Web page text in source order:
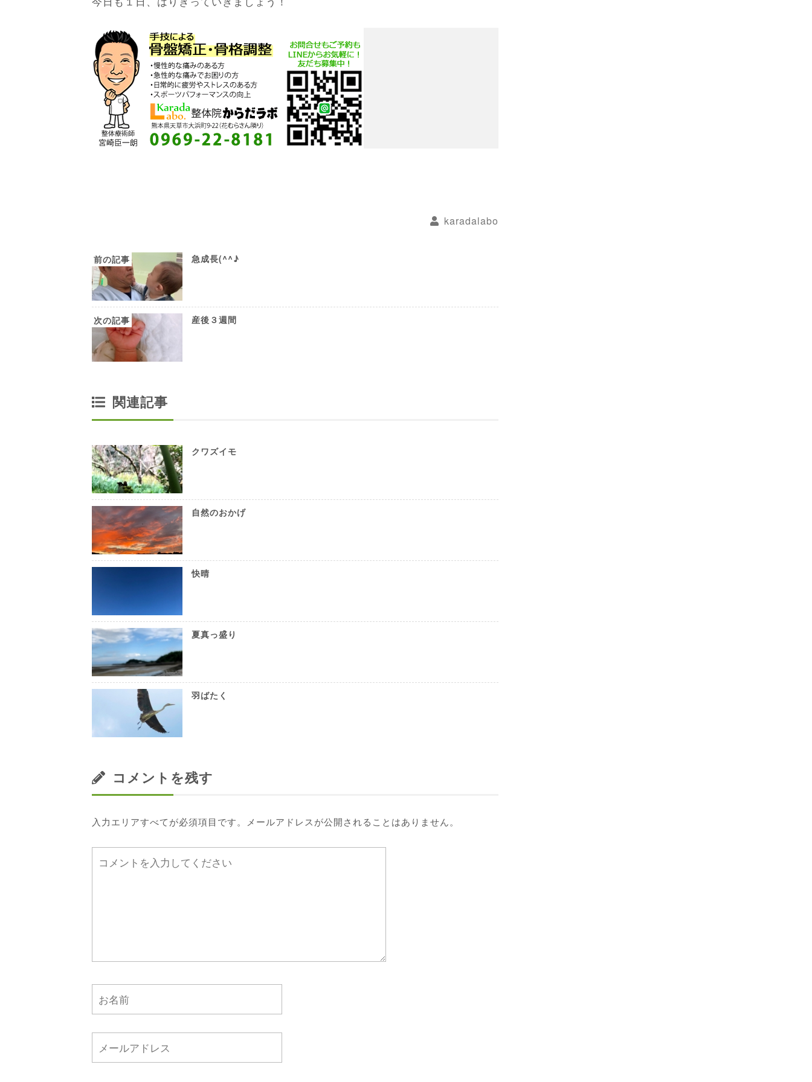
karadalabo
急成長(^^♪
産後３週間
関連記事
クワズイモ
自然のおかげ
快晴
夏真っ盛り
羽ばたく
コメントを残す
入力エリアすべてが必須項目です。メールアドレスが公開されることはありません。